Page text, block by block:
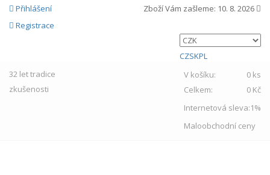
Přihlášení
Registrace
Zboží Vám zašleme: 10. 8. 2026
CZSKPL
32 lettradice
zkušenosti
V košíku:
0 ks
Celkem:
0 Kč
Internetová sleva:1%
Maloobchodní ceny